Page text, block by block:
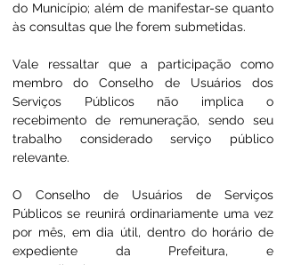
do Município; além de manifestar-se quanto
às consultas que lhe forem submetidas.
Vale ressaltar que a participação como
membro do Conselho de Usuários dos
Serviços Públicos não implica o
recebimento de remuneração, sendo seu
trabalho considerado serviço público
relevante.
O Conselho de Usuários de Serviços
Públicos se reunirá ordinariamente uma vez
por mês, em dia útil, dentro do horário de
expediente da Prefeitura, e